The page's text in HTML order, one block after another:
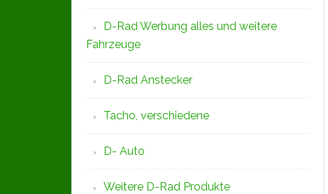
D-Rad Werbung alles und weitere
Fahrzeuge
D-Rad Anstecker
Tacho, verschiedene
D- Auto
Weitere D-Rad Produkte